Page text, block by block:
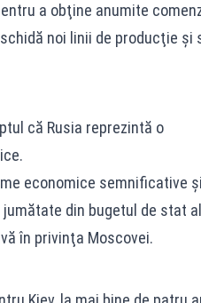
a obţine anumite
noi linii de producţie şi
că Rusia reprezintă o
economice semnificative
din bugetul de stat al
în privinţa Moscovei.